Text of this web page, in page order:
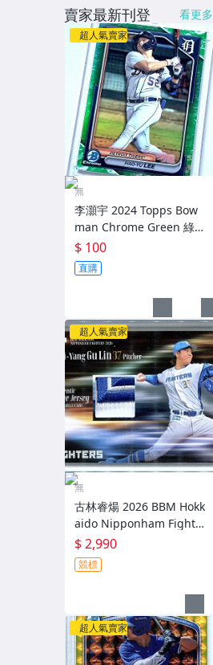
賣家最新刊登 看更多
超人氣賣家
無
李灝宇 2024 Topps Bow
man Chrome Green 綠版
雷射亮面球卡～
$ 100
直購
超人氣賣家
無
古林睿煬 2026 BBM Hokk
aido Nipponham Fighter
s 限量30張新人實戰多色 P
atch主場球衣卡 RC～
$ 2,990
競標
超人氣賣家